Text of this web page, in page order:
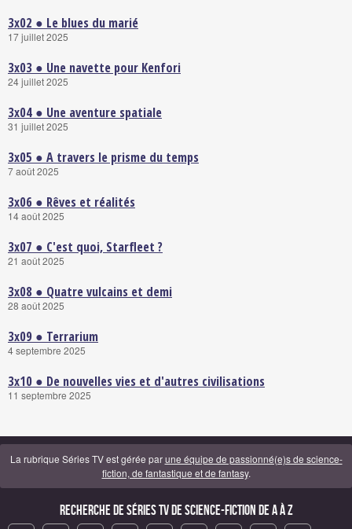
3x02 ● Le blues du marié
17 juillet 2025
3x03 ● Une navette pour Kenfori
24 juillet 2025
3x04 ● Une aventure spatiale
31 juillet 2025
3x05 ● A travers le prisme du temps
7 août 2025
3x06 ● Rêves et réalités
14 août 2025
3x07 ● C'est quoi, Starfleet ?
21 août 2025
3x08 ● Quatre vulcains et demi
28 août 2025
3x09 ● Terrarium
4 septembre 2025
3x10 ● De nouvelles vies et d'autres civilisations
11 septembre 2025
La rubrique Séries TV est gérée parune équipe de passionné(e)s de science-
fiction, de fantastique et de fantasy.
Recherche de Séries TV de science-fiction de A à Z